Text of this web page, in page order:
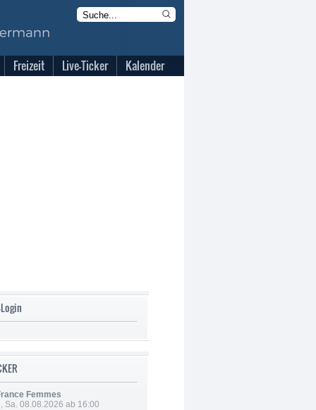
Freizeit Live-Ticker Kalender
Femmes
Sa. 08.08.2026 ab 16:00